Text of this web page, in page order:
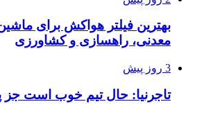
بهترین فیلتر هواکش برای
معدنی، راهسازی و کشاورزی
3 روز پیش
تاجرنیا: حال تیم خوب است جز